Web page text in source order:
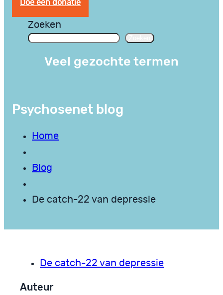
Doe een donatie
Zoeken
Veel gezochte termen
Psychosenet blog
Home
Blog
De catch­-22 van depressie
De catch­-22 van depressie
Auteur